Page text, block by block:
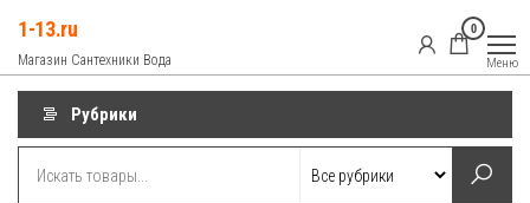
содержимому
1-13.ru
Магазин Сантехники Вода
0
Меню
Рубрики